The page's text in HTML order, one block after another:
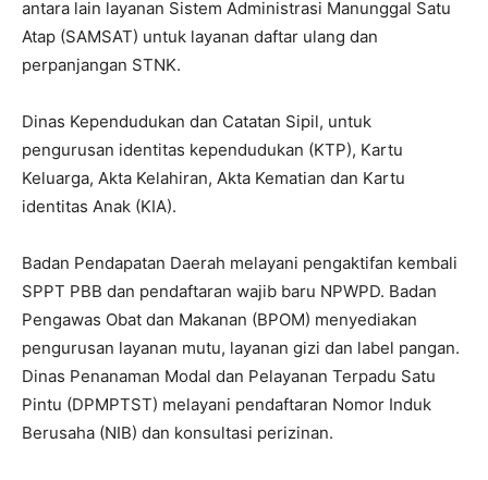
antara lain layanan Sistem Administrasi Manunggal Satu
Atap (SAMSAT) untuk layanan daftar ulang dan
perpanjangan STNK.
Dinas Kependudukan dan Catatan Sipil, untuk
pengurusan identitas kependudukan (KTP), Kartu
Keluarga, Akta Kelahiran, Akta Kematian dan Kartu
identitas Anak (KIA).
Badan Pendapatan Daerah melayani pengaktifan kembali
SPPT PBB dan pendaftaran wajib baru NPWPD. Badan
Pengawas Obat dan Makanan (BPOM) menyediakan
pengurusan layanan mutu, layanan gizi dan label pangan.
Dinas Penanaman Modal dan Pelayanan Terpadu Satu
Pintu (DPMPTST) melayani pendaftaran Nomor Induk
Berusaha (NIB) dan konsultasi perizinan.